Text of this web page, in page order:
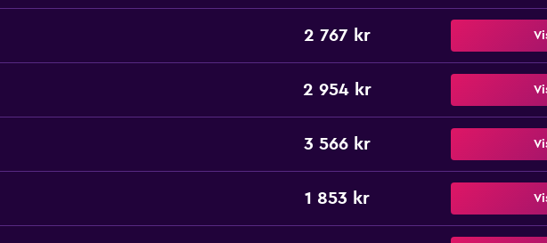
2 767 kr
2 954 kr
3 566 kr
1 853 kr